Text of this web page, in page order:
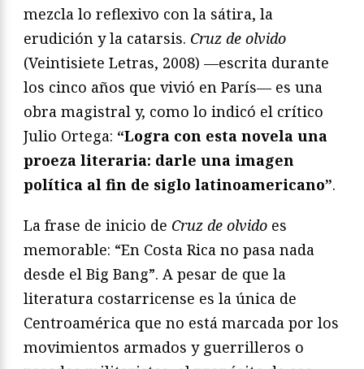
mezcla lo reflexivo con la sátira, la
erudición y la catarsis. Cruz de olvido
(Veintisiete Letras, 2008) —escrita durante
los cinco años que vivió en París— es una
obra magistral y, como lo indicó el crítico
Julio Ortega: “Logra con esta novela una
proeza literaria: darle una imagen
política al fin de siglo latinoamericano”.
La frase de inicio de Cruz de olvido es
memorable: “En Costa Rica no pasa nada
desde el Big Bang”. A pesar de que la
literatura costarricense es la única de
Centroamérica que no está marcada por los
movimientos armados y guerrilleros o